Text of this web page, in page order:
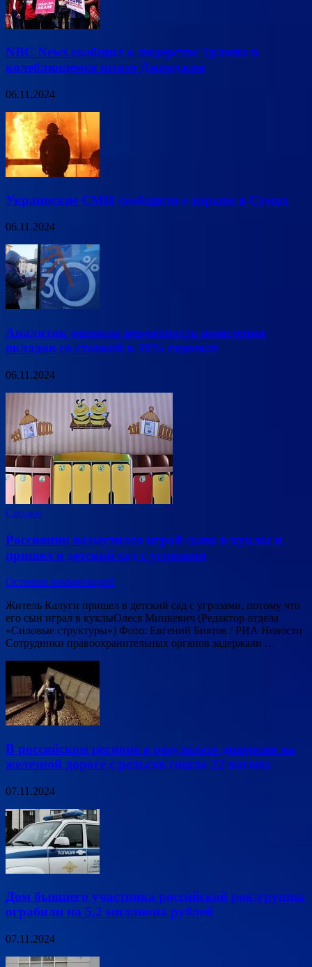
NBC News сообщил о лидерстве Трампа в
колеблющемся штате Джорджия
06.11.2024
Украинские СМИ сообщили о взрыве в Сумах
06.11.2024
Аналитик оценила вероятность появления
вкладов со ставкой в 30% годовых
06.11.2024
Сводки
Россиянин возмутился игрой сына в куклы и
пришел в детский сад с угрозами
Оставьте комментарий
Житель Калуги пришел в детский сад с угрозами, потому что
его сын играл в куклыОлеся Мицкевич (Редактор отдела
«Силовые структуры») Фото: Евгений Биятов / РИА Новости
Сотрудники правоохранительных органов задержали …
В российском регионе в результате диверсии на
железной дороге с рельсов сошло 22 вагона
07.11.2024
Дом бывшего участника российской рок-группы
ограбили на 5,2 миллиона рублей
07.11.2024